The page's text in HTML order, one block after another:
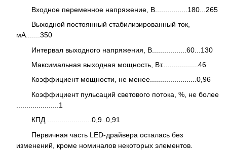
Входное переменное напряжение, В................180...265
Выходной постоянный стабилизированный ток,
мА.......350
Интервал выходного напряжения, В.................60...130
Максимальная выходная мощность, Вт..................46
Коэффициент мощности, не менее.......................0,96
Коэффициент пульсаций светового потока, %, не более
.....................1
КПД ......................0,9..0,91
Первичная часть LED-драйвера осталась без
изменений, кроме номиналов некоторых элементов.